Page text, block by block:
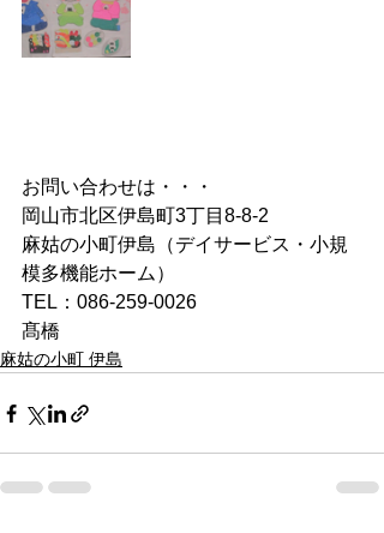
お問い合わせは・・・
岡山市北区伊島町3丁目8-8-2
麻姑の小町伊島（デイサービス・小規
模多機能ホーム）
TEL：086-259-0026
髙橋
麻姑の小町 伊島